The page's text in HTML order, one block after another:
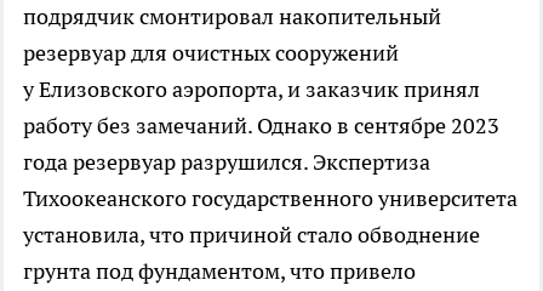
подрядчик смонтировал накопительный
резервуар для очистных сооружений
у Елизовского аэропорта, и заказчик принял
работу без замечаний. Однако в сентябре 2023
года резервуар разрушился. Экспертиза
Тихоокеанского государственного университета
установила, что причиной стало обводнение
грунта под фундаментом, что привело